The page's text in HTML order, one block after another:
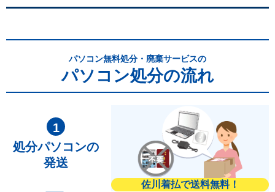
パソコン無料処分・廃棄サービスの
パソコン処分の流れ
処分パソコンの
発送
佐川着払で送料無料！